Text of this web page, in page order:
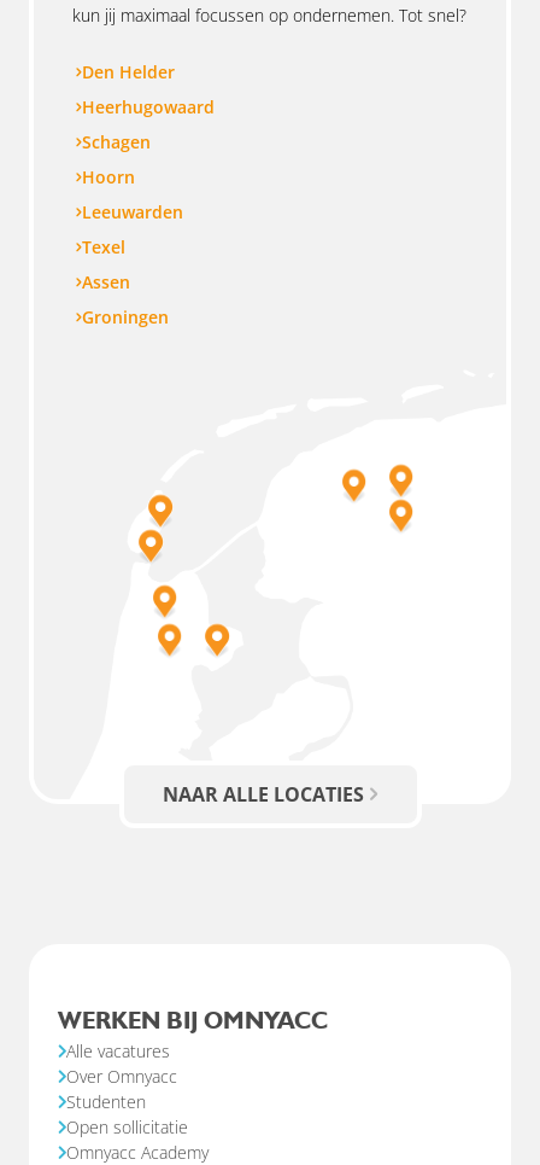
kun jij maximaal focussen op ondernemen. Tot snel?
Den Helder
Heerhugowaard
Schagen
Hoorn
Leeuwarden
Texel
Assen
Groningen
NAAR ALLE LOCATIES
WERKEN BIJ OMNYACC
Alle vacatures
Over Omnyacc
Studenten
Open sollicitatie
Omnyacc Academy